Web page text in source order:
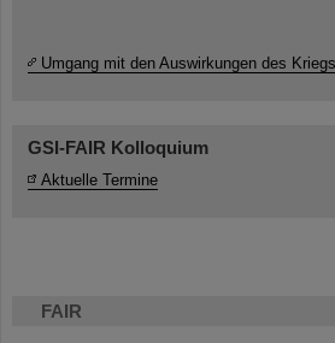
FAIR
Umgang mit den Auswirkungen des
GSI-FAIR Kolloquium
Aktuelle Termine